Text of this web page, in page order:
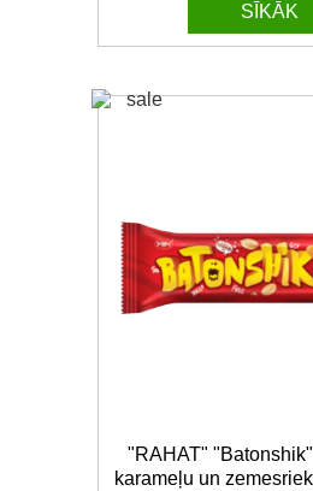
SĪKĀK
"RAHAT"
karameļu un